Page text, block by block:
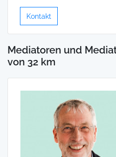
Kontakt
Mediatoren und
von 32 km